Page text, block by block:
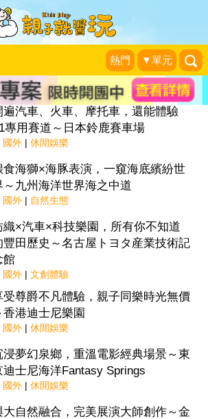
熱門 ▼單元
親子餐廳 特色國小 親子露營地
遍汽車、火車、摩托車，還能體驗
專用賽道～日本鈴鹿賽車場
國外| 休閒娛樂
食海獅×海豚表演，一窺海底繽紛世
～九州海洋世界海之中道
國外| 自然生態
織×汽車×科技樂園，所有你不知道
豐田歷史～名古屋トヨタ産業技術記
館
國外| 文創體驗
受尊爵不凡體驗，親子同樂時光無價
香港迪士尼樂園
國外| 休閒娛樂
浸夢幻泉鄉，重溫電影經典場景～東
迪士尼海洋Fantasy Springs
國外| 休閒娛樂
大自然融合，完美展演大師創作～金